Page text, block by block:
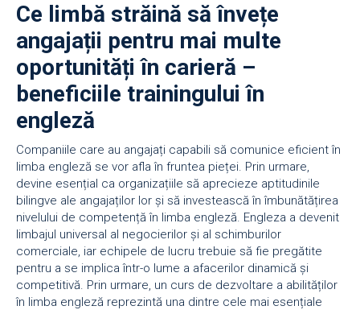
Ce limbă străină să învețe
angajații pentru mai multe
oportunități în carieră –
beneficiile trainingului în
engleză
Companiile care au angajați capabili să comunice eficient în
limba engleză se vor afla în fruntea pieței. Prin urmare,
devine esențial ca organizațiile să aprecieze aptitudinile
bilingve ale angajaților lor și să investească în îmbunătățirea
nivelului de competență în limba engleză. Engleza a devenit
limbajul universal al negocierilor și al schimburilor
comerciale, iar echipele de lucru trebuie să fie pregătite
pentru a se implica într-o lume a afacerilor dinamică și
competitivă. Prin urmare, un curs de dezvoltare a abilităților
în limba engleză reprezintă una dintre cele mai esențiale